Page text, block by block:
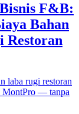
F&B:
Bahan
Restoran
laba rugi restoran
MontPro — tanpa